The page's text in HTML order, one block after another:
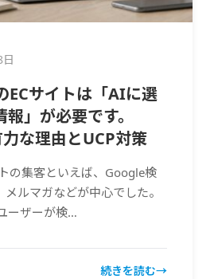
ECサイトは「AIに選
」が必要です。
な理由とUCP対策
の集客といえば、Google検
メルマガなどが中心でした。
ーザーが検…
続きを読む